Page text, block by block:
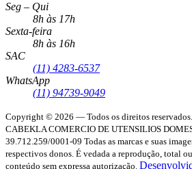
Seg – Qui
8h às 17h
Sexta-feira
8h às 16h
SAC
(11) 4283-6537
WhatsApp
(11) 94739-9049
Copyright © 2026 — Todos os direitos reservados.
CABEKLA COMERCIO DE UTENSILIOS
39.712.259/0001-09 Todas as marcas e suas
respectivos donos. É vedada a reprodução, total
conteúdo sem expressa autorização.